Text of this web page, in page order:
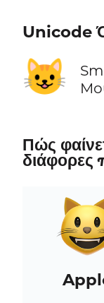
Unicode
😺
Πώς
διάφορες